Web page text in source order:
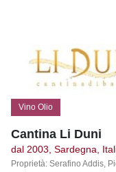
Vino Olio
Cantina Li Duni
dal 2003, Sardegna,
Proprietà: Serafino Addis,